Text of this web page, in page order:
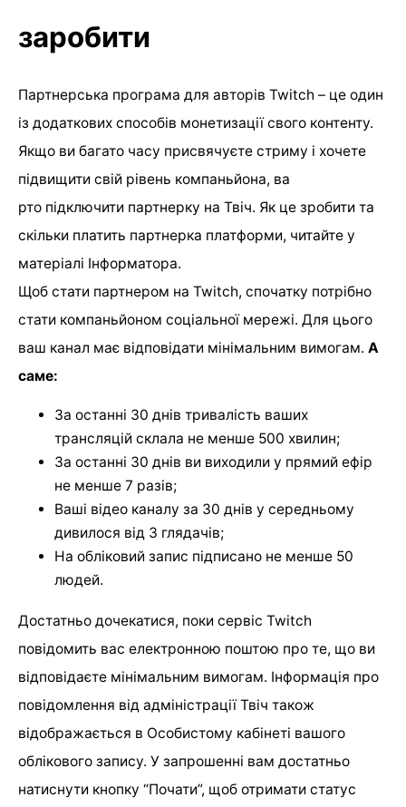
заробити
Партнерська програма для авторів Twitch – це один
із додаткових способів монетизації свого контенту.
Якщо ви багато часу присвячуєте стриму і хочете
підвищити свій рівень компаньйона, ва
рто підключити партнерку на Твіч. Як це зробити та
скільки платить партнерка платформи, читайте у
матеріалі Інформатора.
Щоб стати партнером на Twitch, спочатку потрібно
стати компаньйоном соціальної мережі. Для цього
ваш канал має відповідати мінімальним вимогам. А
саме:
За останні 30 днів тривалість ваших
трансляцій склала не менше 500 хвилин;
За останні 30 днів ви виходили у прямий ефір
не менше 7 разів;
Ваші відео каналу за 30 днів у середньому
дивилося від 3 глядачів;
На обліковий запис підписано не менше 50
людей.
Достатньо дочекатися, поки сервіс Twitch
повідомить вас електронною поштою про те, що ви
відповідаєте мінімальним вимогам. Інформація про
повідомлення від адміністрації Твіч також
відображається в Особистому кабінеті вашого
облікового запису. У запрошенні вам достатньо
натиснути кнопку “Почати”, щоб отримати статус